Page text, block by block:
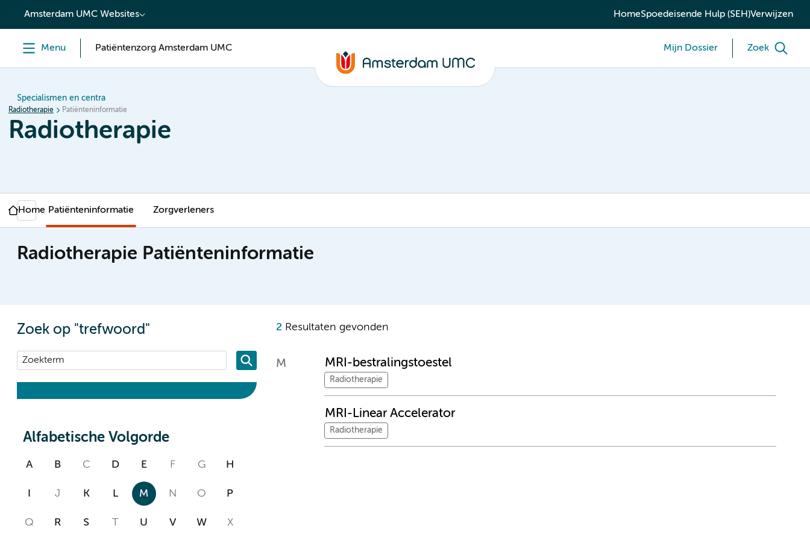
content
Amsterdam UMC Websites HomeSpoedeisende Hulp (SEH)Verwijzen
Menu Patiëntenzorg Amsterdam UMC Mijn Dossier Zoek
Specialismen en centra
Radiotherapie Patiënteninformatie
Radiotherapie
Home Patiënteninformatie Zorgverleners
Radiotherapie Patiënteninformatie
Zoek op "trefwoord"
Alfabetische Volgorde
A B C D E F G H
J K L M N O P
Q R S T U V W X
2 Resultaten gevonden
M MRI-bestralingstoestel
Radiotherapie
MRI-Linear Accelerator
Radiotherapie